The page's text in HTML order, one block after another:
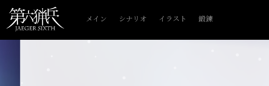
メイン シナリオ イラスト 鍛錬